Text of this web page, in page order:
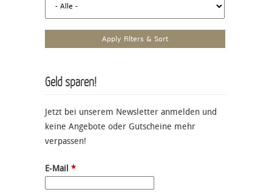
Geld sparen!
Jetzt bei unserem Newsletter anmelden und
keine Angebote oder Gutscheine mehr
verpassen!
E-Mail *